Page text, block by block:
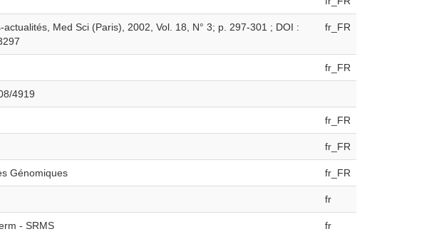
Med Sci (Paris), 2002, Vol. 18, N° 3; p. 297-301 ; DOI :
fr_FR
fr_FR
4919
fr_FR
fr_FR
Génomiques fr_FR
fr
- SRMS fr